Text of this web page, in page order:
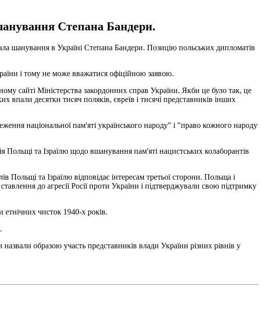
Степана Бандери.
шанування в Україні Степана Бандери. Позицію польських дипломатів
і тому не може вважатися офіційною заявою.
сайті Міністерства закордонних справ України. Якби це було так, це
впали десятки тисяч поляків, євреїв і тисячі представників інших
національної пам'яті українського народу" і "право кожного народу
та Ізраїлю щодо вшанування пам'яті нацистських колаборантів
та Ізраїлю відповідає інтересам третьої сторони. Польща і
до агресії Росії проти України і підтверджували свою підтримку
чисток 1940-х років.
образою участь представників влади України різних рівнів у